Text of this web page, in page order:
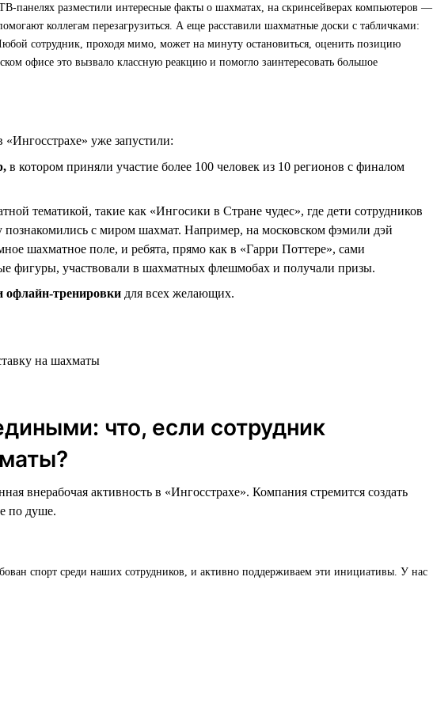
панелях разместили интересные факты о шахматах, на скринсейверах компьютеров —
коллегам перезагрузиться. А еще расставили шахматные доски с табличками:
сотрудник, проходя мимо, может на минуту остановиться, оценить позицию
офисе это вызвало классную реакцию и помогло заинтересовать большое
уже запустили:
в котором приняли участие более 100 человек из 10 регионов с финалом
тематикой, такие как «Ингосики в Стране чудес», где дети сотрудников
познакомились с миром шахмат. Например, на московском фэмили дэй
шахматное поле, и ребята, прямо как в «Гарри Поттере», сами
фигуры, участвовали в шахматных флешмобах и получали призы.
офлайн-тренировки для всех желающих.
что, если сотрудник
внерабочая активность в «Ингосстрахе». Компания стремится создать
по душе.
спорт среди наших сотрудников, и активно поддерживаем эти инициативы. У нас